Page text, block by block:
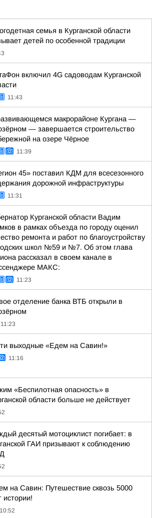
семья в Курганской области
детей по особенной традиции
включил 4G садоводам Курганской
11:43
макрорайоне Кургана —
— завершается строительство
на озере Чёрное
11:39
45» поставил КДМ для всесезонного
дорожной инфраструктуры
11:31
Курганской области Вадим
в рамках объезда по городу оценил
ремонта и работ по благоустройству
школ №59 и №7. Об этом глава
рассказал в своем канале в
МАКС:
11:23
отделение банка ВТБ открыли в
11:23
выходные «Едем на Савин!»
11:16
«Беспилотная опасность» в
области больше не действует
десятый мотоциклист погибает: в
ГАИ призывают к соблюдению
на Савин: Путешествие сквозь 5000
истории!
10:52